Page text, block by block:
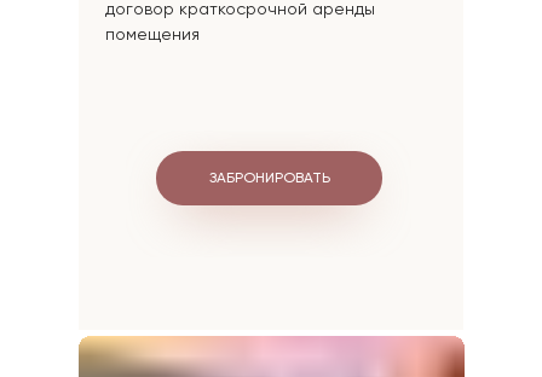
ЗАБРОНИРОВАТЬ
договор краткосрочной аренды
помещения